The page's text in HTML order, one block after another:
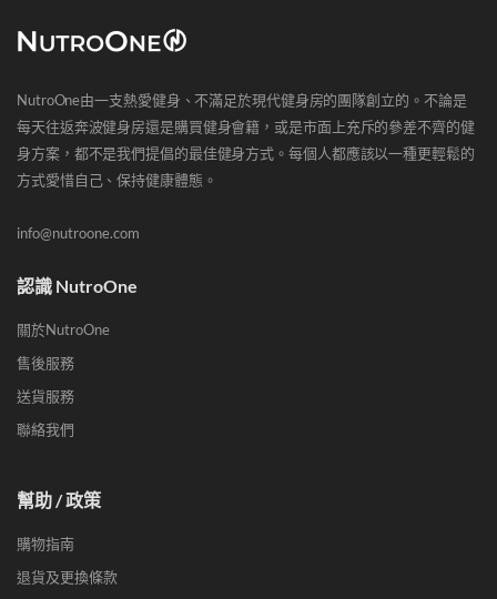
NutroOne由一支熱愛健身、不滿足於現代健身房的團隊創立的。不論是
每天往返奔波健身房還是購買健身會籍，或是市面上充斥的參差不齊的健
身方案，都不是我們提倡的最佳健身方式。每個人都應該以一種更輕鬆的
方式愛惜自己、保持健康體態。
info@nutroone.com
認識 NutroOne
關於NutroOne
售後服務
送貨服務
聯絡我們
幫助 / 政策
購物指南
退貨及更換條款